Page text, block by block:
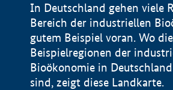
In Deutschland gehen viele
Bereich der industriellen
gutem Beispiel voran. Wo
Beispielregionen der
Bioökonomie in
sind, zeigt diese Landkarte.